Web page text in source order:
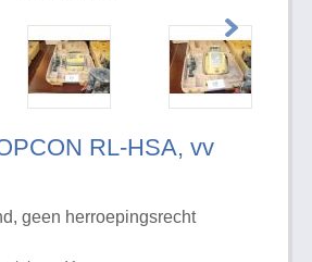
RL-HSA, vv
geen herroepingsrecht